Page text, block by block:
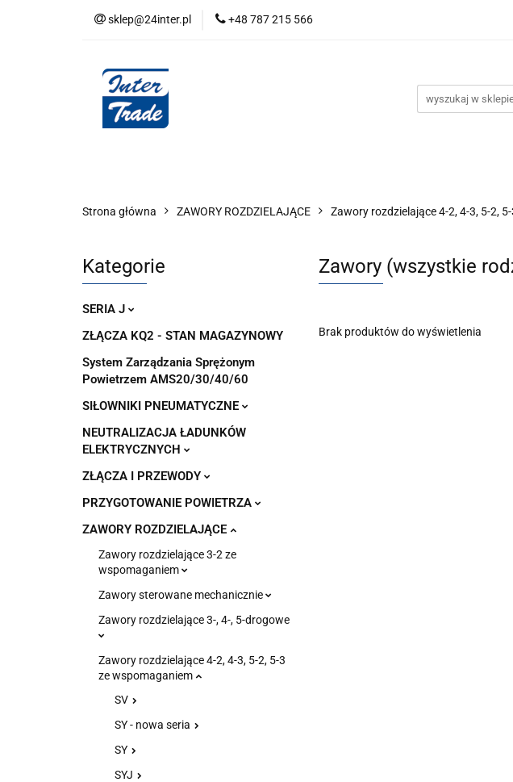
sklep@24inter.pl +48 787 215 566
AUDYT SPRĘŻONEGO POWIETRZA SERIA J AUTORYZOWANY
AUDYT SPRĘŻONEGO POWIETRZA SERIA
Strona główna ZAWORY ROZDZIELAJĄCE Zawory rozdzielające 4-2, 4-3, 5-2,
Kategorie
SERIA J
ZŁĄCZA KQ2 - STAN MAGAZYNOWY
System Zarządzania Sprężonym
Powietrzem AMS20/30/40/60
SIŁOWNIKI PNEUMATYCZNE
NEUTRALIZACJA ŁADUNKÓW
ELEKTRYCZNYCH
ZŁĄCZA I PRZEWODY
PRZYGOTOWANIE POWIETRZA
ZAWORY ROZDZIELAJĄCE
Zawory rozdzielające 3-2 ze
wspomaganiem
Zawory sterowane mechanicznie
Zawory rozdzielające 3-, 4-, 5-drogowe
Zawory rozdzielające 4-2, 4-3, 5-2, 5-3
ze wspomaganiem
SV
SY - nowa seria
SY
SYJ
Zawory (wszystkie
Brak produktów do wyświetlenia